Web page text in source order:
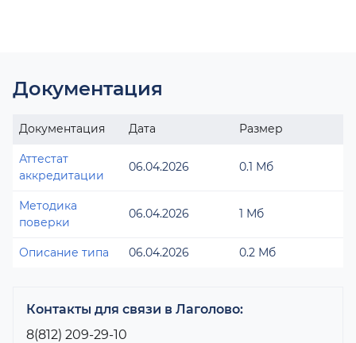
Документация
Документация Дата Размер
Аттестат
аккредитации
06.04.2026 0.1 Мб
Методика
поверки
06.04.2026 1 Мб
Описание типа 06.04.2026 0.2 Мб
Контакты для связи в Лаголово:
8(812) 209-29-10